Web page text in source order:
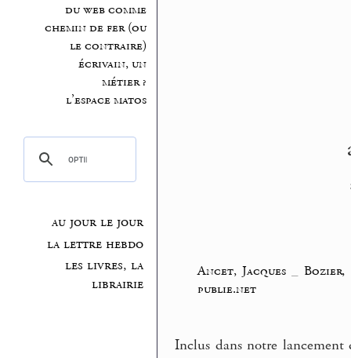
du web comme
chemin de fer (ou
le contraire)
écrivain, un
métier ?
l’espace matos
au jour le jour
la lettre hebdo
les livres, la
librairie
Ancet, Jacques _Bozier,
publie.net
Inclus dans notre